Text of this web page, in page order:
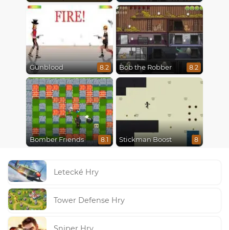
Gunblood 8.2 Bob the Robber 8.2
Bomber Friends 8.1 Stickman Boost 8
Letecké Hry
Tower Defense Hry